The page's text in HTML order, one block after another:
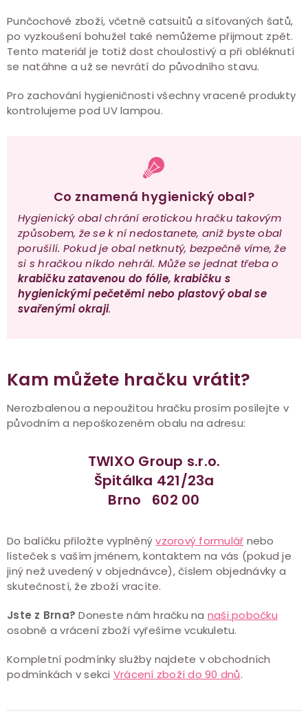
Punčochové zboží, včetně catsuitů a síťovaných šatů,
po vyzkoušení bohužel také nemůžeme přijmout zpět.
Tento materiál je totiž dost choulostivý a při obléknutí
se natáhne a už se nevrátí do původního stavu.
Pro zachování hygieničnosti všechny vracené produkty
kontrolujeme pod UV lampou.
Co znamená hygienický obal?
Hygienický obal chrání erotickou hračku takovým
způsobem, že se k ní nedostanete, aniž byste obal
porušili. Pokud je obal netknutý, bezpečně víme, že
si s hračkou nikdo nehrál. Může se jednat třeba o
krabičku zatavenou do fólie, krabičku s
hygienickými pečetěmi nebo plastový obal se
svařenými okraji.
Kam můžete hračku vrátit?
Nerozbalenou a nepoužitou hračku prosím posílejte v
původním a nepoškozeném obalu na adresu:
TWIXO Group s.r.o.
Špitálka 421/23a
Brno 602 00
Do balíčku přiložte vyplněnývzorový formulář nebo
lísteček s vaším jménem, kontaktem na vás (pokud je
jiný než uvedený v objednávce), číslem objednávky a
skutečností, že zboží vracíte.
Jste z Brna? Doneste nám hračku na naši pobočku
osobně a vrácení zboží vyřešíme vcukuletu.
Kompletní podmínky služby najdete v obchodních
podmínkách v sekci Vrácení zboží do 90 dnů.